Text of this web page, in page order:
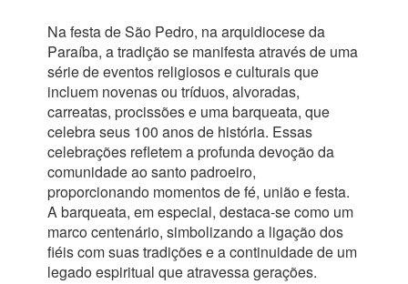
Na festa de São Pedro, na arquidiocese da
Paraíba, a tradição se manifesta através de uma
série de eventos religiosos e culturais que
incluem novenas ou tríduos, alvoradas,
carreatas, procissões e uma barqueata, que
celebra seus 100 anos de história. Essas
celebrações refletem a profunda devoção da
comunidade ao santo padroeiro,
proporcionando momentos de fé, união e festa.
A barqueata, em especial, destaca-se como um
marco centenário, simbolizando a ligação dos
fiéis com suas tradições e a continuidade de um
legado espiritual que atravessa gerações.